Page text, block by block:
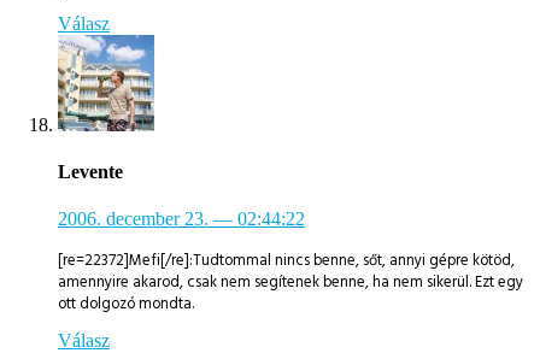
Válasz
Levente
2006. december 23. — 02:44:22
[re=22372]Mefi[/re]:Tudtommal nincs benne, sőt, annyi gépre kötöd,
amennyire akarod, csak nem segítenek benne, ha nem sikerül. Ezt egy
ott dolgozó mondta.
Válasz